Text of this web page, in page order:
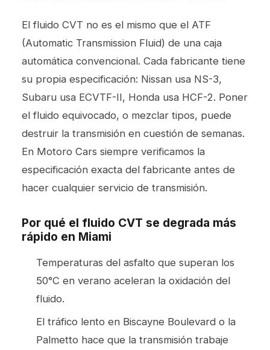
El fluido CVT no es el mismo que el ATF
(Automatic Transmission Fluid) de una caja
automática convencional. Cada fabricante tiene
su propia especificación: Nissan usa NS-3,
Subaru usa ECVTF-II, Honda usa HCF-2. Poner
el fluido equivocado, o mezclar tipos, puede
destruir la transmisión en cuestión de semanas.
En Motoro Cars siempre verificamos la
especificación exacta del fabricante antes de
hacer cualquier servicio de transmisión.
Por qué el fluido CVT se degrada más
rápido en Miami
Temperaturas del asfalto que superan los
50°C en verano aceleran la oxidación del
fluido.
El tráfico lento en Biscayne Boulevard o la
Palmetto hace que la transmisión trabaje